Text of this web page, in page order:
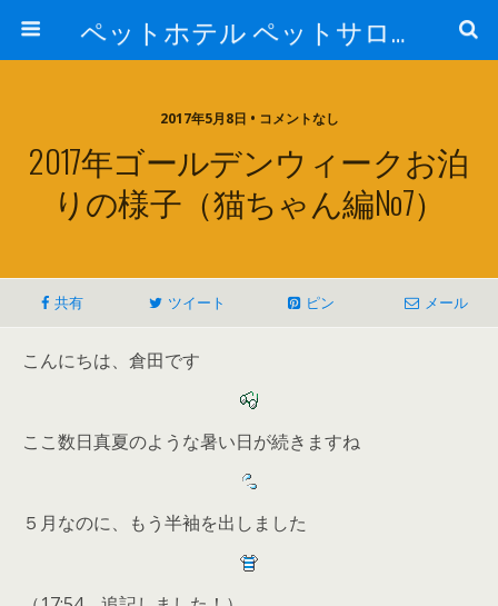
ペットホテル ペットサロン トリミングサロン 東京 ヌーノクラブのブログ
2017年5月8日 • コメントなし
2017年ゴールデンウィークお泊
りの様子（猫ちゃん編No7）
共有 ツイート ピン メール
こんにちは、倉田です
ここ数日真夏のような暑い日が続きますね
５月なのに、もう半袖を出しました